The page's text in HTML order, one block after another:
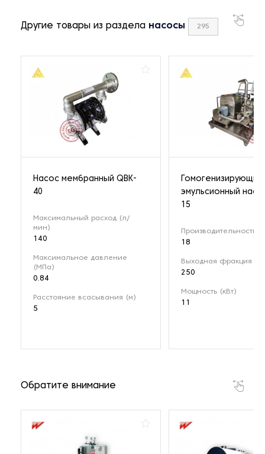
Другие товары из раздела насосы 295
Насос мембранный QBK-
40
Максимальный расход (л/
мин)
140
Максимальное давление
(МПа)
0.84
Расстояние всасывания (м)
5
Гомогенизирующий
эмульсионный
15
Производительность
18
Выходная фракция
250
Мощность (кВт)
11
Обратите внимание